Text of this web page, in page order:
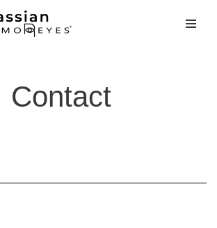
Contact